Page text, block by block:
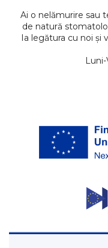
Ai o nelămurire sau
de natură
Ia legătura cu noi și